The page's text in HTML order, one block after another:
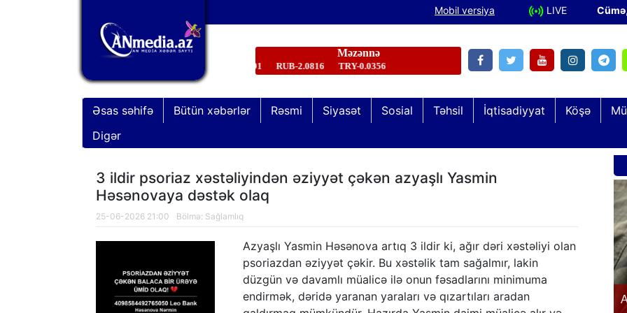
Mobil versiya LIVE Cümə
Əsas səhifə Bütün xəbərlər Rəsmi Siyasət Sosial Təhsil İqtisadiyyat Köşə
Digər
3 ildir psoriaz xəstəliyindən əziyyət çəkən azyaşlı Yasmin
Həsənovaya dəstək olaq
25-06-2026 21:00 Bölmə: Sağlamlıq
Azyaşlı Yasmin Həsənova artıq 3 ildir ki, ağır dəri xəstəliyi olan
psoriazdan əziyyət çəkir. Bu xəstəlik tam sağalmır, lakin
düzgün və davamlı müalicə ilə onun fəsadlarını minimuma
endirmək, dəridə yaranan yaraları və qızartıları aradan
“Xocavənd əməliyyatı”nda şəhid olan
Şəhid və qazi övladları “Keşikçidağ” Dövlət
Tarix-Mədəniyyət Qoruğunda olublar